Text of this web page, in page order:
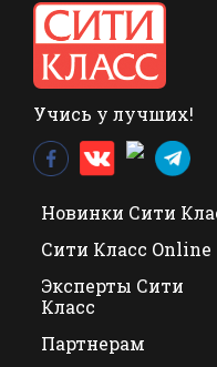
Учись у лучших!
Новинки Сити
Сити Класс Online
Эксперты Сити
Класс
Партнерам